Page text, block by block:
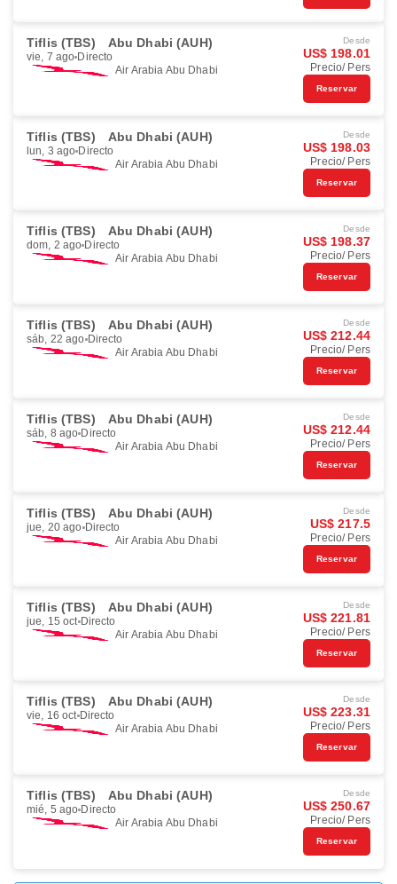
Tiflis (TBS) Abu Dhabi (AUH)
vie, 7 ago Directo
Air Arabia Abu Dhabi
Desde
US$ 198.01
Precio/ Pers
Reservar
Tiflis (TBS) Abu Dhabi (AUH)
lun, 3 ago Directo
Air Arabia Abu Dhabi
Desde
US$ 198.03
Precio/ Pers
Reservar
Tiflis (TBS) Abu Dhabi (AUH)
dom, 2 ago Directo
Air Arabia Abu Dhabi
Desde
US$ 198.37
Precio/ Pers
Reservar
Tiflis (TBS) Abu Dhabi (AUH)
sáb, 22 ago Directo
Air Arabia Abu Dhabi
Desde
US$ 212.44
Precio/ Pers
Reservar
Tiflis (TBS) Abu Dhabi (AUH)
sáb, 8 ago Directo
Air Arabia Abu Dhabi
Desde
US$ 212.44
Precio/ Pers
Reservar
Tiflis (TBS) Abu Dhabi (AUH)
jue, 20 ago Directo
Air Arabia Abu Dhabi
Desde
US$ 217.5
Precio/ Pers
Reservar
Tiflis (TBS) Abu Dhabi (AUH)
jue, 15 oct Directo
Air Arabia Abu Dhabi
Desde
US$ 221.81
Precio/ Pers
Reservar
Tiflis (TBS) Abu Dhabi (AUH)
vie, 16 oct Directo
Air Arabia Abu Dhabi
Desde
US$ 223.31
Precio/ Pers
Reservar
Tiflis (TBS) Abu Dhabi (AUH)
mié, 5 ago Directo
Air Arabia Abu Dhabi
Desde
US$ 250.67
Precio/ Pers
Reservar